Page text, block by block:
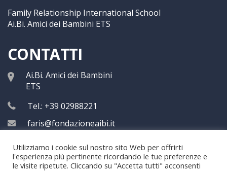
Family Relationship International School
Ai.Bi. Amici dei Bambini ETS
CONTATTI
Ai.Bi. Amici dei Bambini
ETS
Tel.: +39 02988221
faris@fondazioneaibi.it
Utilizziamo i cookie sul nostro sito Web per offrirti
l'esperienza più pertinente ricordando le tue preferenze e
le visite ripetute. Cliccando su "Accetta tutti" acconsenti